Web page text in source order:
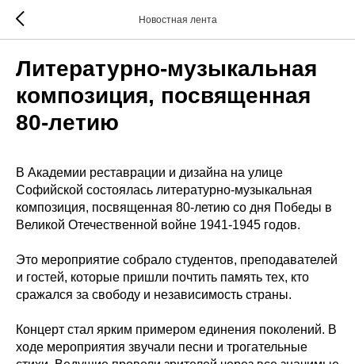
Новостная лента
Литературно-музыкальная
композиция, посвященная
80-летию
В Академии реставрации и дизайна на улице
Софийской состоялась литературно-музыкальная
композиция, посвященная 80-летию со дня Победы в
Великой Отечественной войне 1941-1945 годов.
Это мероприятие собрало студентов, преподавателей
и гостей, которые пришли почтить память тех, кто
сражался за свободу и независимость страны.
Концерт стал ярким примером единения поколений. В
ходе мероприятия звучали песни и трогательные